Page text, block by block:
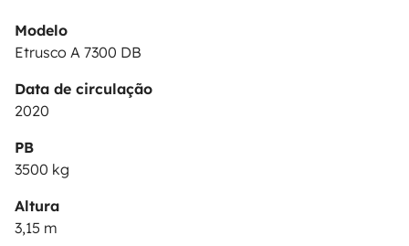
Modelo
Etrusco A 7300 DB
Data de circulação
2020
PB
3500 kg
Altura
3,15 m